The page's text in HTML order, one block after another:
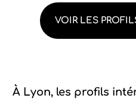
VOIR LES
À Lyon, les profils